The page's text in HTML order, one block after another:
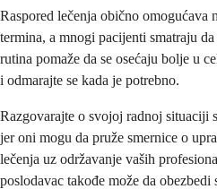
Raspored lečenja obično omogućava
termina, a mnogi pacijenti smatraju
rutina pomaže da se osećaju bolje u
i odmarajte se kada je potrebno.
Razgovarajte o svojoj radnoj situaciji
jer oni mogu da pruže smernice o
lečenja uz održavanje vaših
poslodavac takođe može da